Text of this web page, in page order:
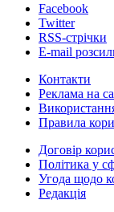
Facebook
Twitter
RSS-стрічки
E-mail
Контакти
Реклама на
Правила
Договір
Політика у
Угода щодо
Редакція